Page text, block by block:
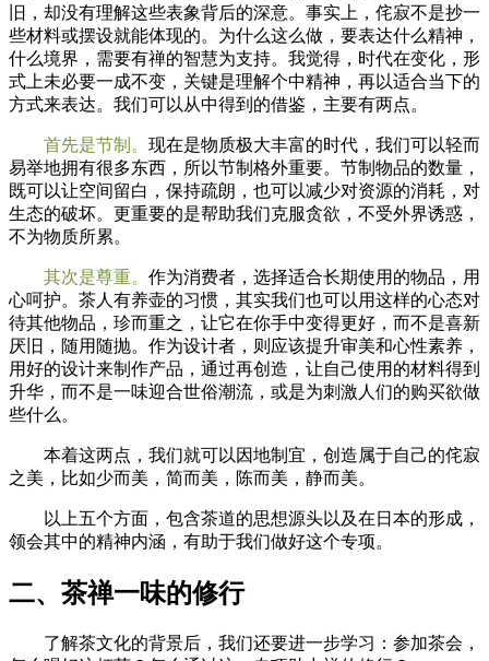
旧，却没有理解这些表象背后的深意。事实上，侘寂不是抄一
些材料或摆设就能体现的。为什么这么做，要表达什么精神，
什么境界，需要有禅的智慧为支持。我觉得，时代在变化，形
式上未必要一成不变，关键是理解个中精神，再以适合当下的
方式来表达。我们可以从中得到的借鉴，主要有两点。
首先是节制。 现在是物质极大丰富的时代，我们可以轻而
易举地拥有很多东西，所以节制格外重要。节制物品的数量，
既可以让空间留白，保持疏朗，也可以减少对资源的消耗，对
生态的破坏。更重要的是帮助我们克服贪欲，不受外界诱惑，
不为物质所累。
其次是尊重。 作为消费者，选择适合长期使用的物品，用
心呵护。茶人有养壶的习惯，其实我们也可以用这样的心态对
待其他物品，珍而重之，让它在你手中变得更好，而不是喜新
厌旧，随用随抛。作为设计者，则应该提升审美和心性素养，
用好的设计来制作产品，通过再创造，让自己使用的材料得到
升华，而不是一味迎合世俗潮流，或是为刺激人们的购买欲做
些什么。
本着这两点，我们就可以因地制宜，创造属于自己的侘寂
之美，比如少而美，简而美，陈而美，静而美。
以上五个方面，包含茶道的思想源头以及在日本的形成，
领会其中的精神内涵，有助于我们做好这个专项。
二、茶禅一味的修行
了解茶文化的背景后，我们还要进一步学习：参加茶会，